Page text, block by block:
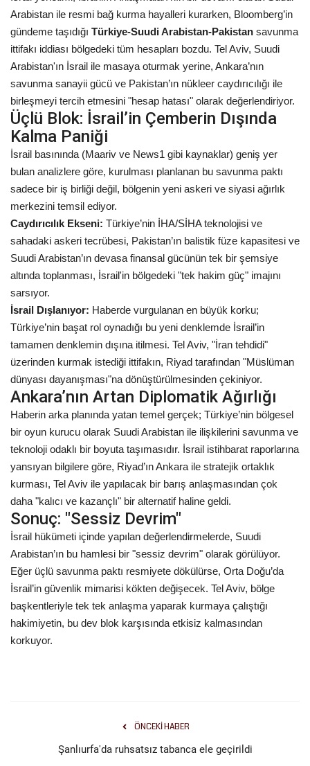
Arabistan ile resmi bağ kurma hayalleri kurarken, Bloomberg’in
gündeme taşıdığı Türkiye-Suudi Arabistan-Pakistan savunma
ittifakı iddiası bölgedeki tüm hesapları bozdu. Tel Aviv, Suudi
Arabistan'ın İsrail ile masaya oturmak yerine, Ankara’nın
savunma sanayii gücü ve Pakistan’ın nükleer caydırıcılığı ile
birleşmeyi tercih etmesini "hesap hatası" olarak değerlendiriyor.
Üçlü Blok: İsrail’in Çemberin Dışında
Kalma Paniği
İsrail basınında (Maariv ve News1 gibi kaynaklar) geniş yer
bulan analizlere göre, kurulması planlanan bu savunma paktı
sadece bir iş birliği değil, bölgenin yeni askeri ve siyasi ağırlık
merkezini temsil ediyor.
Caydırıcılık Ekseni: Türkiye’nin İHA/SİHA teknolojisi ve
sahadaki askeri tecrübesi, Pakistan’ın balistik füze kapasitesi ve
Suudi Arabistan’ın devasa finansal gücünün tek bir şemsiye
altında toplanması, İsrail'in bölgedeki "tek hakim güç" imajını
sarsıyor.
İsrail Dışlanıyor: Haberde vurgulanan en büyük korku;
Türkiye’nin başat rol oynadığı bu yeni denklemde İsrail’in
tamamen denklemin dışına itilmesi. Tel Aviv, "İran tehdidi"
üzerinden kurmak istediği ittifakın, Riyad tarafından "Müslüman
dünyası dayanışması"na dönüştürülmesinden çekiniyor.
Ankara’nın Artan Diplomatik Ağırlığı
Haberin arka planında yatan temel gerçek; Türkiye’nin bölgesel
bir oyun kurucu olarak Suudi Arabistan ile ilişkilerini savunma ve
teknoloji odaklı bir boyuta taşımasıdır. İsrail istihbarat raporlarına
yansıyan bilgilere göre, Riyad’ın Ankara ile stratejik ortaklık
kurması, Tel Aviv ile yapılacak bir barış anlaşmasından çok
daha "kalıcı ve kazançlı" bir alternatif haline geldi.
Sonuç: "Sessiz Devrim"
İsrail hükümeti içinde yapılan değerlendirmelerde, Suudi
Arabistan’ın bu hamlesi bir "sessiz devrim" olarak görülüyor.
Eğer üçlü savunma paktı resmiyete dökülürse, Orta Doğu’da
İsrail’in güvenlik mimarisi kökten değişecek. Tel Aviv, bölge
başkentleriyle tek tek anlaşma yaparak kurmaya çalıştığı
hakimiyetin, bu dev blok karşısında etkisiz kalmasından
korkuyor.
ÖNCEKI HABER
Şanlıurfa'da ruhsatsız tabanca ele geçirildi